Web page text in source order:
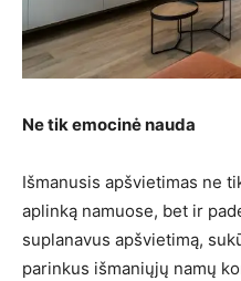
Ne tik emocinė nauda
Išmanusis apšvietimas ne
aplinką namuose, bet ir
suplanavus apšvietimą,
parinkus išmaniųjų namų